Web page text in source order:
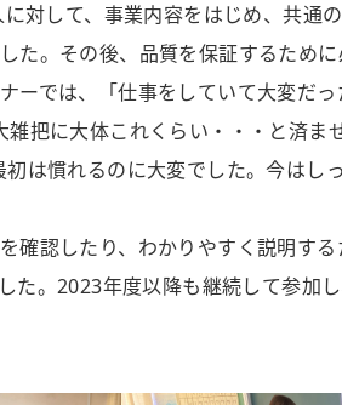
対して、事業内容をはじめ、共通
た。その後、品質を保証するため
ーでは、「仕事をしていて大変だ
把に大体これくらい・・・と済ま
は慣れるのに大変でした。今はし
認したり、わかりやすく説明す
た。2023年度以降も継続して参加